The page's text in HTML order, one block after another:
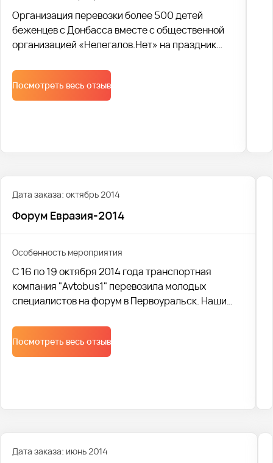
Организация перевозки более 500 детей
беженцев с Донбасса вместе с общественной
организацией «Нелегалов.Нет» на праздник
Посмотреть весь отзыв
Дата заказа: октябрь 2014
Форум Евразия-2014
Особенность мероприятия
С 16 по 19 октября 2014 года транспортная
компания "Avtobus1" перевозила молодых
специалистов на форум в Первоуральск. Наши
500 участников, а менеджеры организовали
грамотную логистику доставки и комфортную
перевозку.
Посмотреть весь отзыв
Дата заказа: июнь 2014